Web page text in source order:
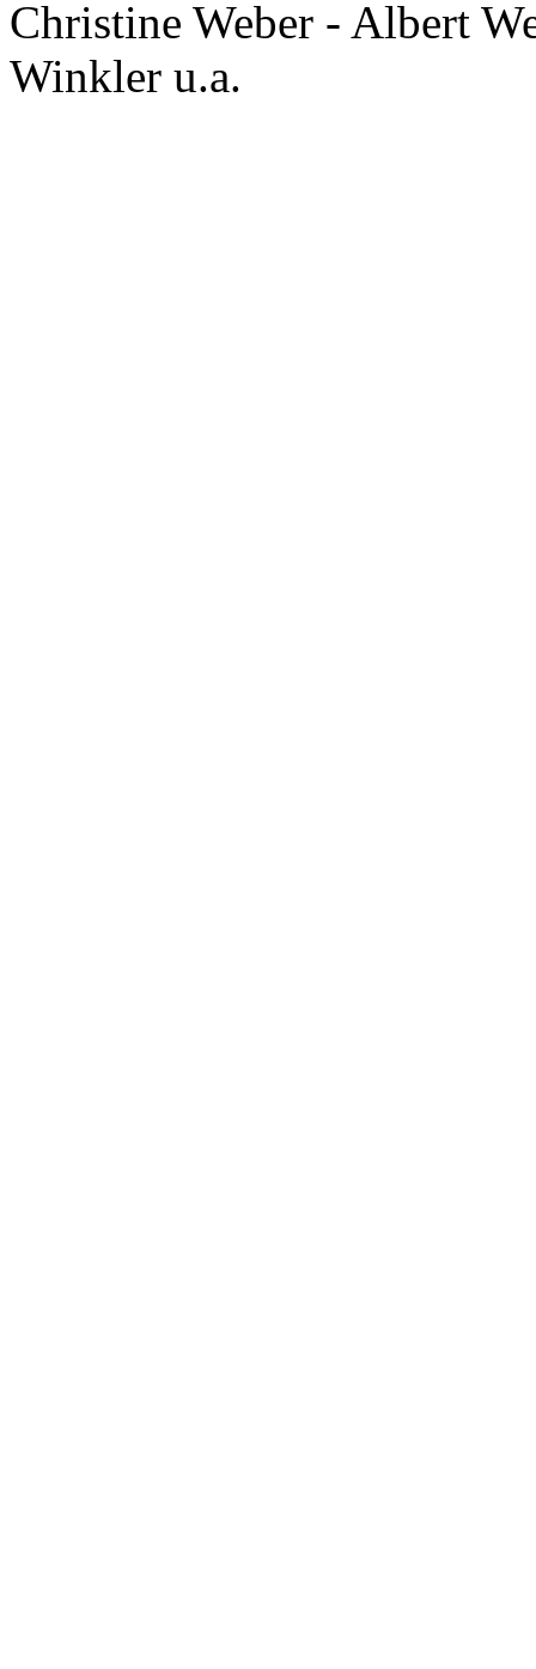
Christine Weber - Albert
Winkler u.a.